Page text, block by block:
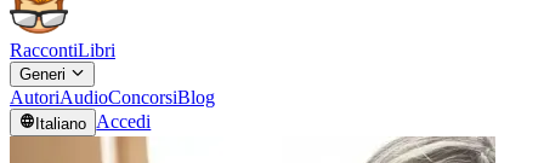
RaccontiLibri
Generi
AutoriAudioConcorsiBlog
Italiano Accedi